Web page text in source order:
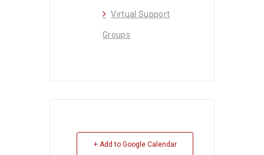
Virtual Support
Groups
+ Add to Google Calendar